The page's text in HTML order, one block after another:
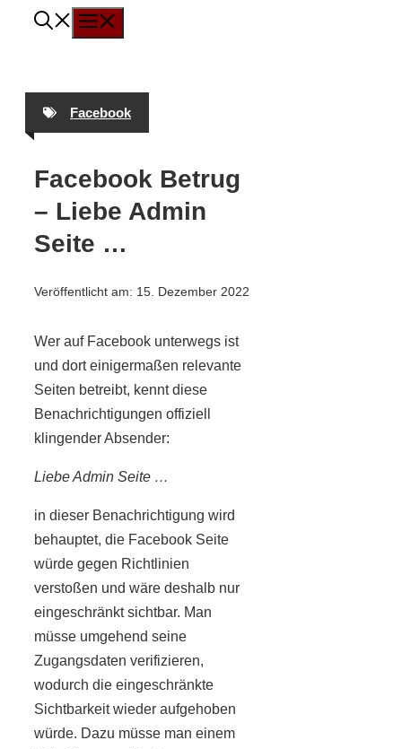
Zum
Facebook
Facebook Betrug
– Liebe Admin
Seite …
Veröffentlicht am: 15. Dezember 2022
Wer auf Facebook unterwegs ist
und dort einigermaßen relevante
Seiten betreibt, kennt diese
Benachrichtigungen offiziell
klingender Absender:
Liebe Admin Seite …
in dieser Benachrichtigung wird
behauptet, die Facebook Seite
würde gegen Richtlinien
verstoßen und wäre deshalb nur
eingeschränkt sichtbar. Man
müsse umgehend seine
Zugangsdaten verifizieren,
wodurch die eingeschränkte
Sichtbarkeit wieder aufgehoben
würde. Dazu müsse man einem